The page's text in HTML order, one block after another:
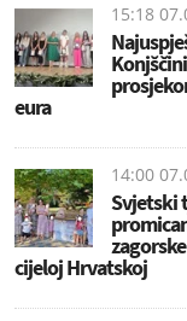
15:18
eura
14:00
Svjetski
cijeloj Hrvatskoj